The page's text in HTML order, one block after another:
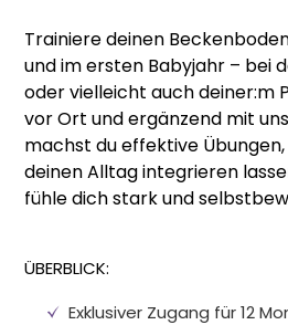
Trainiere deinen
und im ersten Babyjahr – bei
oder vielleicht auch deiner:m
vor Ort und ergänzend mit
machst du effektive
deinen Alltag integrieren
fühle dich stark und
ÜBERBLICK:
Exklusiver Zugang für 12